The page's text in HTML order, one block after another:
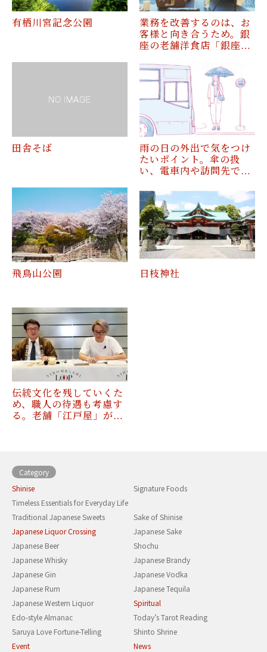
有栖川宮記念公園
業務を改善するのは、お
客様と向き合うため。銀
座の老舗洋食店「銀座…
田舎そば
雨の日の外出で気をつけ
たいポイント。傘の扱
い、電車内や訪問先で…
飛鳥山公園 日枝神社
伝統文化を残していくた
め、職人の待遇も考慮す
る。老舗「江戸屋」が…
Category
Shinise
Signature Foods
Timeless Essentials for Everyday Life
Traditional Japanese Sweets
Sake of Shinise
Japanese Liquor Crossing
Japanese Sake
Japanese Beer
Shochu
Japanese Whisky
Japanese Brandy
Japanese Gin
Japanese Vodka
Japanese Rum
Japanese Tequila
Japanese Western Liquor
Spiritual
Edo-style Almanac
Today’s Tarot Reading
Saruya Love Fortune-Telling
Shinto Shrine
Event
News